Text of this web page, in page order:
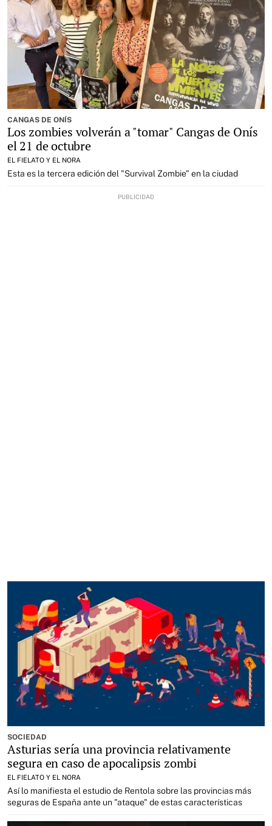
CANGAS DE ONÍS
Los zombies volverán a "tomar" Cangas de Onís
el 21 de octubre
EL FIELATO Y EL NORA
Esta es la tercera edición del "Survival Zombie" en la ciudad
SOCIEDAD
Asturias sería una provincia relativamente
segura en caso de apocalipsis zombi
EL FIELATO Y EL NORA
Así lo manifiesta el estudio de Rentola sobre las provincias más
seguras de España ante un "ataque" de estas características